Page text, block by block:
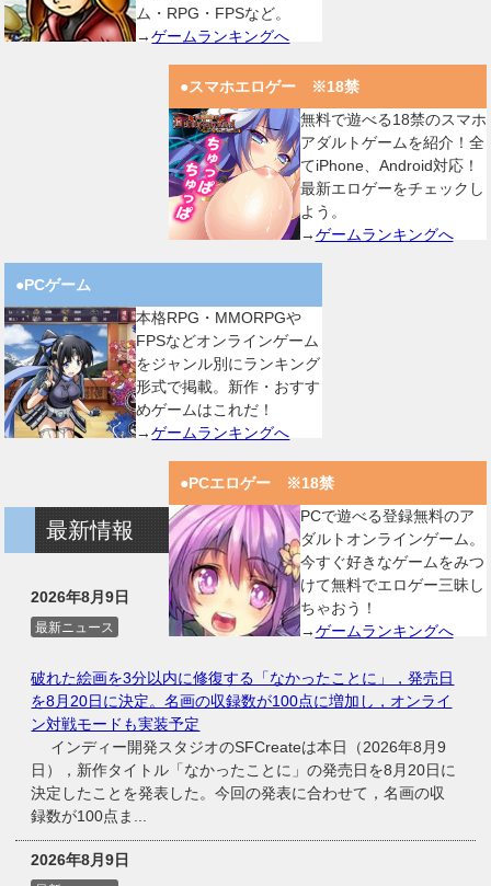
ム・RPG・FPSなど。
→ゲームランキングへ
●スマホエロゲー ※18禁
無料で遊べる18禁のスマホ
アダルトゲームを紹介！全
てiPhone、Android対応！
最新エロゲーをチェックし
よう。
→ゲームランキングへ
●PCゲーム
本格RPG・MMORPGや
FPSなどオンラインゲーム
をジャンル別にランキング
形式で掲載。新作・おすす
めゲームはこれだ！
→ゲームランキングへ
●PCエロゲー ※18禁
PCで遊べる登録無料のア
ダルトオンラインゲーム。
今すぐ好きなゲームをみつ
けて無料でエロゲー三昧し
ちゃおう！
→ゲームランキングへ
最新情報
2026年8月9日
最新ニュース
破れた絵画を3分以内に修復する「なかったことに」，発売日
を8月20日に決定。名画の収録数が100点に増加し，オンライ
ン対戦モードも実装予定
インディー開発スタジオのSFCreateは本日（2026年8月9
日），新作タイトル「なかったことに」の発売日を8月20日に
決定したことを発表した。今回の発表に合わせて，名画の収
録数が100点ま...
2026年8月9日